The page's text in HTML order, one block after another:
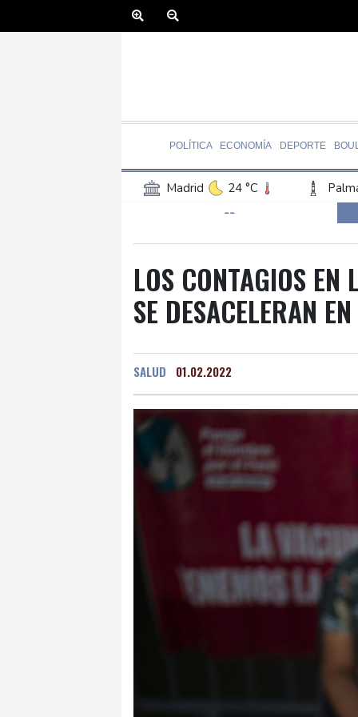
POLÍTICA ECONOMÍA DEPORTE
Madrid 24 °C
Canary Islands
Havana
23 °C
Manaus
27 °C Rio
San Salvador
19 °C
Grenada
Buenos Aires
Asunción
22 °C
--
LOS CONTAGIOS
SE DESACELERAN
SALUD 01.02.2022